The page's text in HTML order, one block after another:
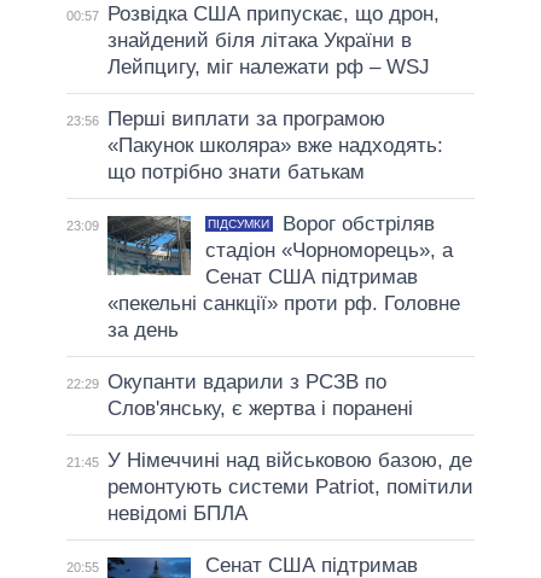
00:57
Розвідка США припускає, що дрон,
знайдений біля літака України в
Лейпцигу, міг належати рф – WSJ
23:56
Перші виплати за програмою
«Пакунок школяра» вже надходять:
що потрібно знати батькам
23:09 ПІДСУМКИ
Ворог обстріляв
стадіон «Чорноморець», а
Сенат США підтримав
«пекельні санкції» проти рф. Головне
за день
22:29 Окупанти вдарили з РСЗВ по
Слов'янську, є жертва і поранені
21:45 У Німеччині над військовою базою, де
ремонтують системи Patriot, помітили
невідомі БПЛА
20:55
Сенат США підтримав